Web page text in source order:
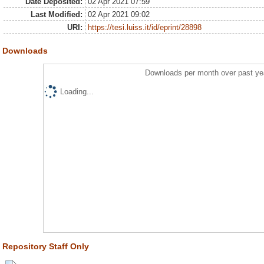
Last Modified:
02 Apr 2021 09:02
URI:
https://tesi.luiss.it/id/eprint/28898
Downloads
Downloads per month over past
Loading...
Repository Staff Only